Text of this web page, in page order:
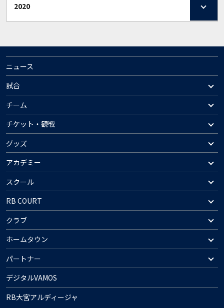
2020
ニュース
試合
チーム
チケット・観戦
グッズ
アカデミー
スクール
RB COURT
クラブ
ホームタウン
パートナー
デジタルVAMOS
RB大宮アルディージャ